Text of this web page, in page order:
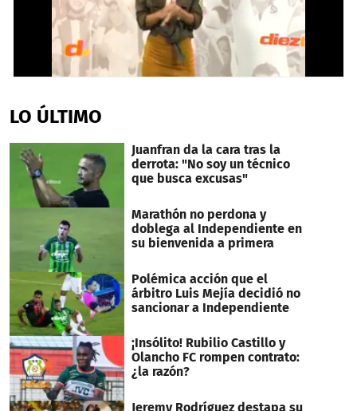
of
42
LO ÚLTIMO
Juanfran da la cara tras la
derrota: "No soy un técnico
que busca excusas"
Marathón no perdona y
doblega al Independiente en
su bienvenida a primera
Polémica acción que el
árbitro Luis Mejía decidió no
sancionar a Independiente
¡Insólito! Rubilio Castillo y
Olancho FC rompen contrato:
¿la razón?
Jeremy Rodríguez destapa su